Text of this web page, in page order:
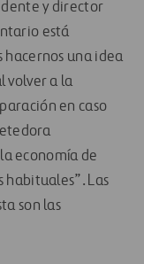
y director
está
una idea
volver a la
en caso
economía de
habituales”. Las
son las